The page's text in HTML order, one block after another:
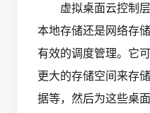
虚拟桌面云控制
本地存储还是网络存
有效的调度管理。它
更大的存储空间来存
据等，然后为这些桌